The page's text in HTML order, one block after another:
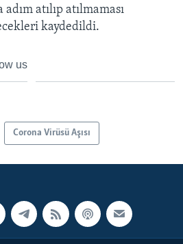
atılıp atılmaması
kaydedildi.
us
Corona Virüsü Aşısı